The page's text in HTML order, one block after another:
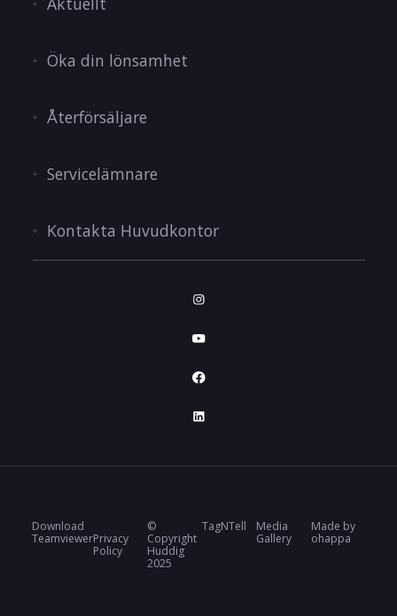
Öka din lönsamhet
Återförsäljare
Servicelämnare
Kontakta Huvudkontor
Download
TeamviewerPrivacy
Policy
©
Copyright
Huddig
2025
TagNTell
Media
Gallery
Made by
ohappa